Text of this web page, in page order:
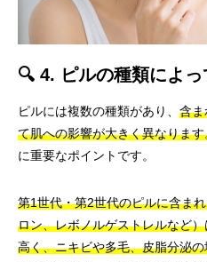
🔍 4. ピルの種類によ
ピルには複数の種類があり、 含ま
て肌への影響が大きく異なります
に重要なポイントです。
第1世代・第2世代のピルに含ま
ロン、レボノルゲストレルなど
高く、ニキビや多毛、皮脂分泌